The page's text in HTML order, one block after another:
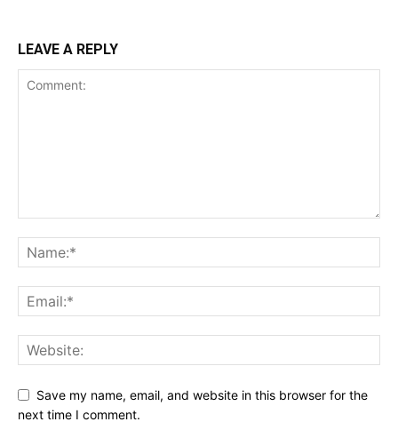
LEAVE A REPLY
Save my name, email, and website in this browser for the
next time I comment.